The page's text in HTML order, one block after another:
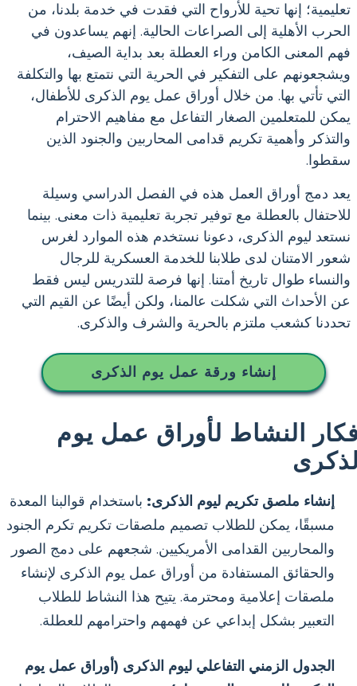
تعليمية؛ إنها تحية للأرواح التي فقدت في خدمة بلدنا، من
الحرب الأهلية إلى الصراعات الحالية. إنهم يساعدون في
فهم المعنى الكامن وراء العطلة بعد بداية الصيف،
ويشجعونهم على التفكير في الحرية التي نتمتع بها والتكلفة
التي تأتي بها. من خلال أوراق عمل يوم الذكرى للأطفال،
يمكن للمتعلمين الصغار التفاعل مع مفاهيم الاحترام
والتذكر وأهمية تكريم قدامى المحاربين والجنود الذين
سقطوا.
يعد دمج أوراق العمل هذه في الفصل الدراسي وسيلة
للاحتفال بالعطلة مع توفير تجربة تعليمية ذات معنى. بينما
نستعد ليوم الذكرى، دعونا نستخدم هذه الموارد لغرس
شعور الامتنان لدى طلابنا للخدمة العسكرية للرجال
والنساء طوال تاريخ أمتنا. إنها فرصة للتدريس ليس فقط
عن الأحداث التي شكلت عالمنا، ولكن أيضًا عن القيم التي
تحددنا كشعب ملتزم بالحرية والشرف والذكرى.
إنشاء ورقة عمل يوم الذكرى
النشاط لأوراق عمل يوم
إنشاء ملصق تكريم ليوم الذكرى: باستخدام قوالبنا المعدة
مسبقًا، يمكن للطلاب تصميم ملصقات تكريم تكرم الجنود
والمحاربين القدامى الأمريكيين. شجعهم على دمج الصور
والحقائق المستفادة من أوراق عمل يوم الذكرى لإنشاء
ملصقات إعلامية ومحترمة. يتيح هذا النشاط للطلاب
التعبير بشكل إبداعي عن فهمهم واحترامهم للعطلة.
الجدول الزمني التفاعلي ليوم الذكرى (أوراق عمل يوم